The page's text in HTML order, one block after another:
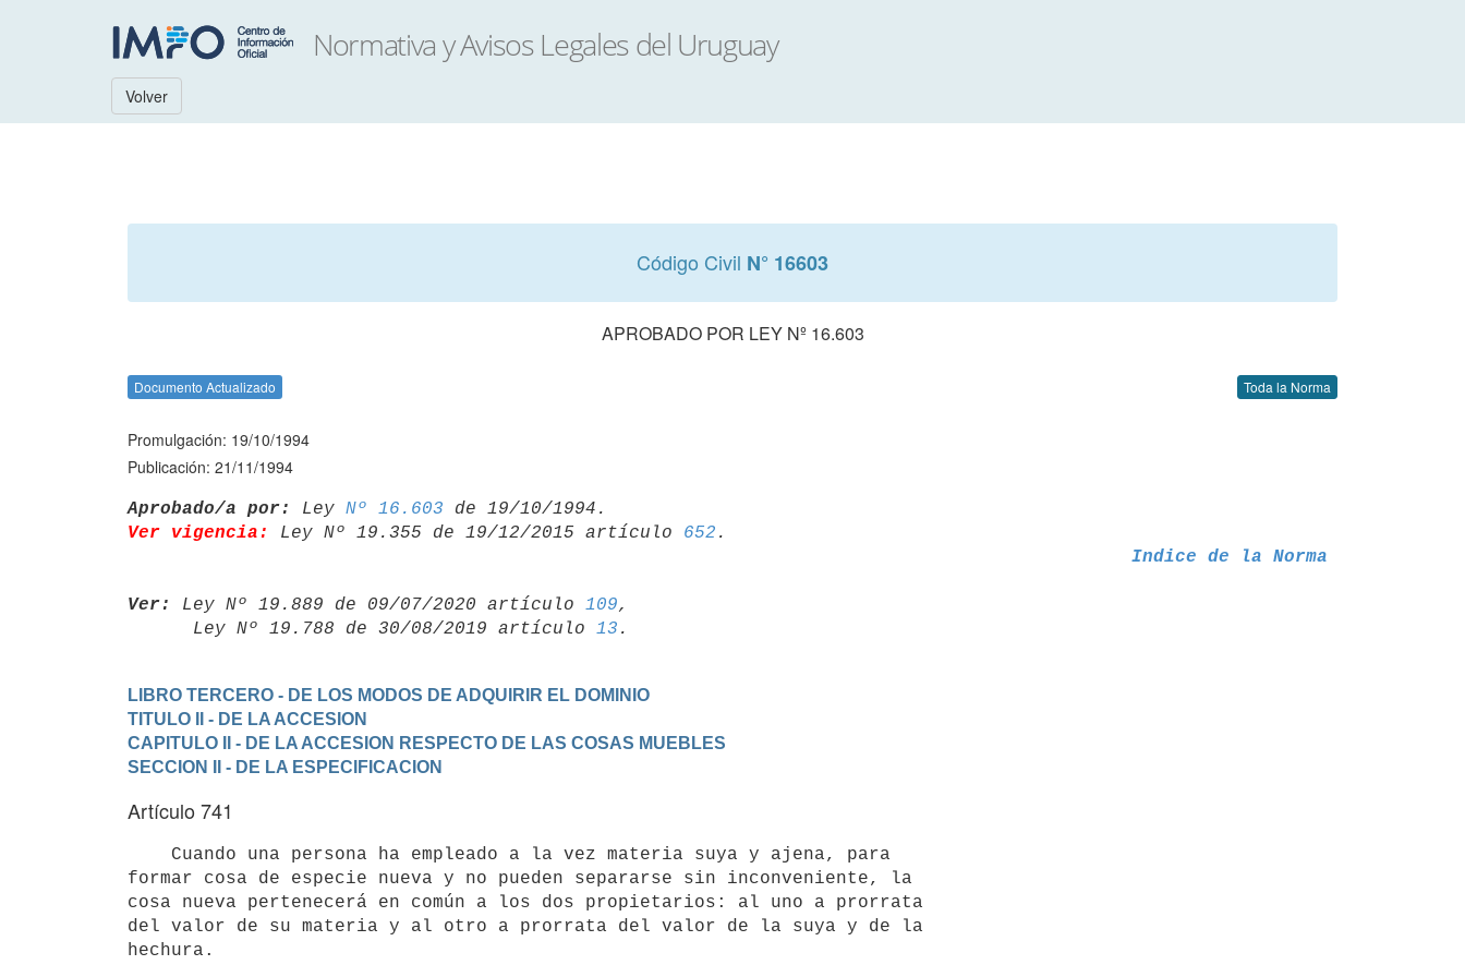
Volver
Código Civil N° 16603
APROBADO POR LEY Nº 16.603
Documento Actualizado Toda la Norma
Promulgación: 19/10/1994
Publicación: 21/11/1994
Aprobado/a por: Ley Nº 16.603
Ver vigencia:
Ley Nº 19.355 de 19/12/2015 artículo 652
Indice de la Norma
Ver: Ley Nº 19.889 de 09/07/2020 artículo 109,
      Ley Nº 19.788 de 30/08/2019 artículo
13
LIBRO TERCERO - DE LOS MODOS DE ADQUIRIR EL DOMINIO
TITULO II - DE LA ACCESION
CAPITULO II - DE LA ACCESION RESPECTO DE LAS COSAS MUEBLES
SECCION II - DE LA ESPECIFICACION
Artículo 741
formar cosa de especie nueva y no pueden separarse sin inconveniente, la
cosa nueva pertenecerá en común a los dos propietarios: al uno a prorrata
del valor de su materia y al otro a prorrata del valor de la suya y de la